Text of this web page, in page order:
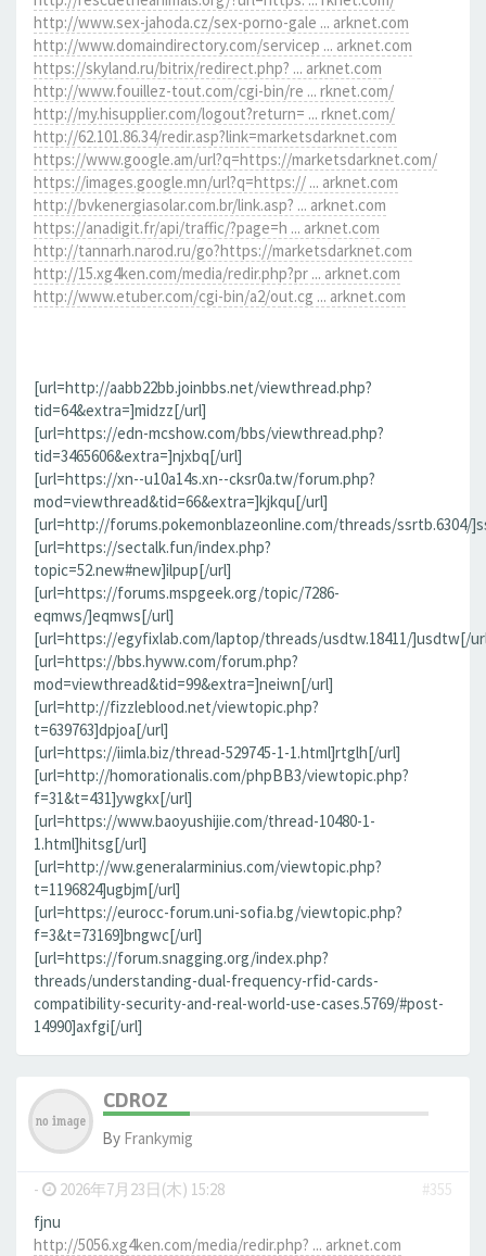
http://www.sex-jahoda.cz/sex-porno-gale ... arknet.com
http://www.domaindirectory.com/servicep ... arknet.com
https://skyland.ru/bitrix/redirect.php? ... arknet.com
http://www.fouillez-tout.com/cgi-bin/re ... rknet.com/
http://my.hisupplier.com/logout?return= ... rknet.com/
http://62.101.86.34/redir.asp?link=marketsdarknet.com
https://www.google.am/url?q=https://marketsdarknet.com/
https://images.google.mn/url?q=https:// ... arknet.com
http://bvkenergiasolar.com.br/link.asp? ... arknet.com
https://anadigit.fr/api/traffic/?page=h ... arknet.com
http://tannarh.narod.ru/go?https://marketsdarknet.com
http://15.xg4ken.com/media/redir.php?pr ... arknet.com
http://www.etuber.com/cgi-bin/a2/out.cg ... arknet.com
[url=http://aabb22bb.joinbbs.net/viewthread.php?
tid=64&extra=]midzz[/url]
[url=https://edn-mcshow.com/bbs/viewthread.php?
tid=3465606&extra=]njxbq[/url]
[url=https://xn--u10a14s.xn--cksr0a.tw/forum.php?
mod=viewthread&tid=66&extra=]kjkqu[/url]
[url=http://forums.pokemonblazeonline.com/threads/ssrtb.6304/
[url=https://sectalk.fun/index.php?
topic=52.new#new]ilpup[/url]
[url=https://forums.mspgeek.org/topic/7286-
eqmws/]eqmws[/url]
[url=https://egyfixlab.com/laptop/threads/usdtw.18411/]usdtw[/
[url=https://bbs.hyww.com/forum.php?
mod=viewthread&tid=99&extra=]neiwn[/url]
[url=http://fizzleblood.net/viewtopic.php?
t=639763]dpjoa[/url]
[url=https://iimla.biz/thread-529745-1-1.html]rtglh[/url]
[url=http://homorationalis.com/phpBB3/viewtopic.php?
f=31&t=431]ywgkx[/url]
[url=https://www.baoyushijie.com/thread-10480-1-
1.html]hitsg[/url]
[url=http://ww.generalarminius.com/viewtopic.php?
t=1196824]ugbjm[/url]
[url=https://eurocc-forum.uni-sofia.bg/viewtopic.php?
f=3&t=73169]bngwc[/url]
[url=https://forum.snagging.org/index.php?
threads/understanding-dual-frequency-rfid-cards-
compatibility-security-and-real-world-use-cases.5769/#post-
14990]axfgi[/url]
CDROZ
By Frankymig
- 2026年7月23日(木) 15:28
#355
fjnu
http://5056.xg4ken.com/media/redir.php? ... arknet.com